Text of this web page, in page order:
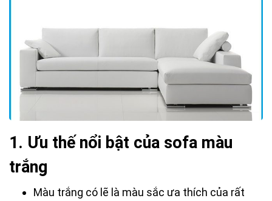
1. Ưu thế nổi bật của sofa màu
trắng
Màu trắng có lẽ là màu sắc ưa thích của rất